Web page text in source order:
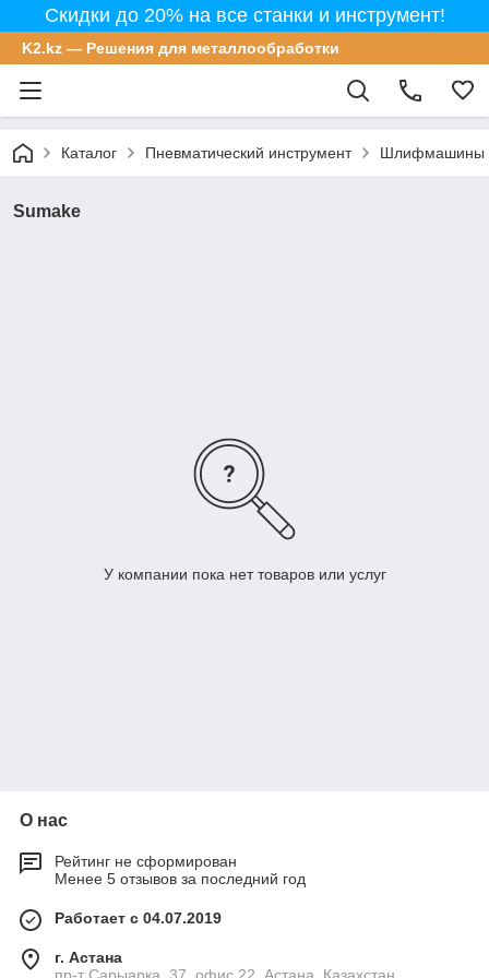
Скидки до 20% на все станки и инструмент!
K2.kz — Решения для металлообработки
Каталог Пневматический инструмент Шлифмашины
Sumake
У компании пока нет товаров или услуг
О нас
Рейтинг не сформирован
Менее 5 отзывов за последний год
Работает с 04.07.2019
г. Астана